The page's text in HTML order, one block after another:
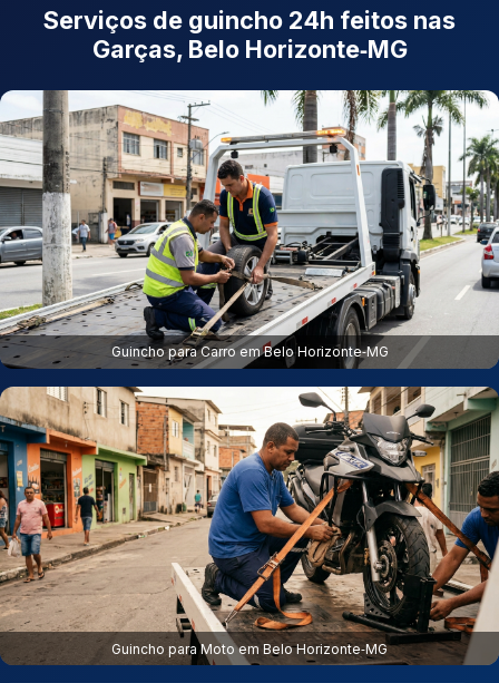
Serviços de guincho 24h feitos nas
Garças, Belo Horizonte‑MG
Guincho para Carro em Belo Horizonte‑MG
Guincho para Moto em Belo Horizonte‑MG